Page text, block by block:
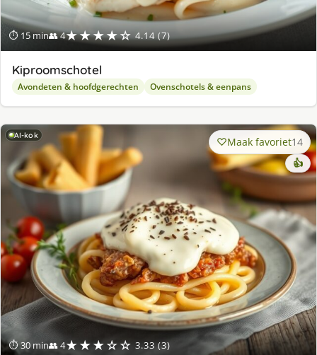
⏱ 15 min👥 4★★★★☆ 4.14 (7)
Kiproomschotel
Avondeten & hoofdgerechten Ovenschotels & eenpans
AI-kok
⏱ 30 min👥 4★★★☆☆ 3.33 (3)
Maak favoriet14
👍